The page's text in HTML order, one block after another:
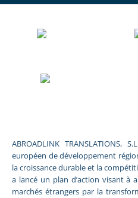
ABROADLINK
européen de développement
la croissance durable et la
a lancé un plan d’action visant à
marchés étrangers par la